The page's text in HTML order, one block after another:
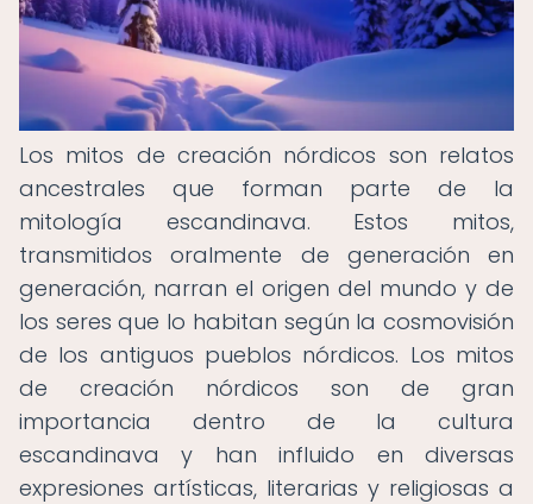
Los mitos de creación nórdicos son relatos
ancestrales que forman parte de la
mitología escandinava. Estos mitos,
transmitidos oralmente de generación en
generación, narran el origen del mundo y de
los seres que lo habitan según la cosmovisión
de los antiguos pueblos nórdicos. Los mitos
de creación nórdicos son de gran
importancia dentro de la cultura
escandinava y han influido en diversas
expresiones artísticas, literarias y religiosas a